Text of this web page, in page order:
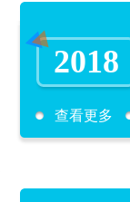
2018
查看更多